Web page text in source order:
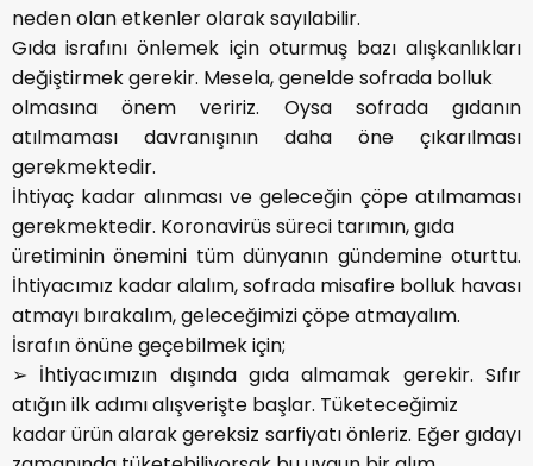
neden olan etkenler olarak sayılabilir.
Gıda israfını önlemek için oturmuş bazı alışkanlıkları
değiştirmek gerekir. Mesela, genelde sofrada bolluk
olmasına önem veririz. Oysa sofrada gıdanın
atılmaması davranışının daha öne çıkarılması
gerekmektedir.
İhtiyaç kadar alınması ve geleceğin çöpe atılmaması
gerekmektedir. Koronavirüs süreci tarımın, gıda
üretiminin önemini tüm dünyanın gündemine oturttu.
İhtiyacımız kadar alalım, sofrada misafire bolluk havası
atmayı bırakalım, geleceğimizi çöpe atmayalım.
İsrafın önüne geçebilmek için;
➢ İhtiyacımızın dışında gıda almamak gerekir. Sıfır
atığın ilk adımı alışverişte başlar. Tüketeceğimiz
kadar ürün alarak gereksiz sarfiyatı önleriz. Eğer gıdayı